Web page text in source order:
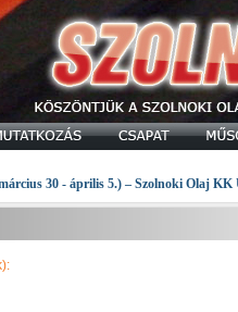
30 - április 5.) – Szolnoki Olaj KK